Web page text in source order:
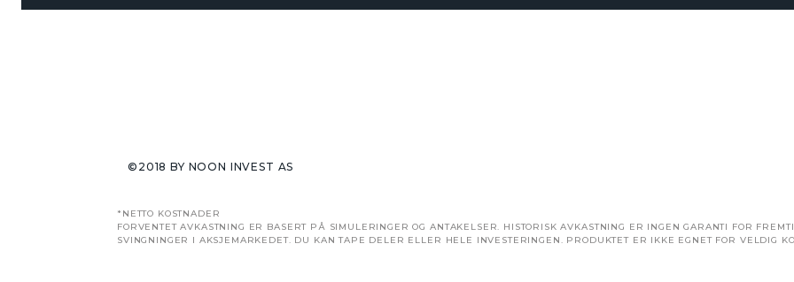
©2018 BY NOON INVEST AS
*NETTO KOSTNADER
FORVENTET AVKASTNING ER BASERT PÅ SIMULERINGER OG ANTAKELSER. HISTORISK AVKASTNING ER INGEN GARANTI FOR
SVINGNINGER I AKSJEMARKEDET. DU KAN TAPE DELER ELLER HELE INVESTERINGEN. PRODUKTET ER IKKE EGNET FOR VELDIG